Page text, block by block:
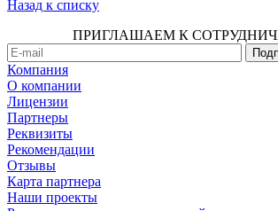
Назад к списку
ПРИГЛАШАЕМ К
Компания
О компании
Лицензии
Партнеры
Реквизиты
Рекомендации
Отзывы
Карта партнера
Наши проекты